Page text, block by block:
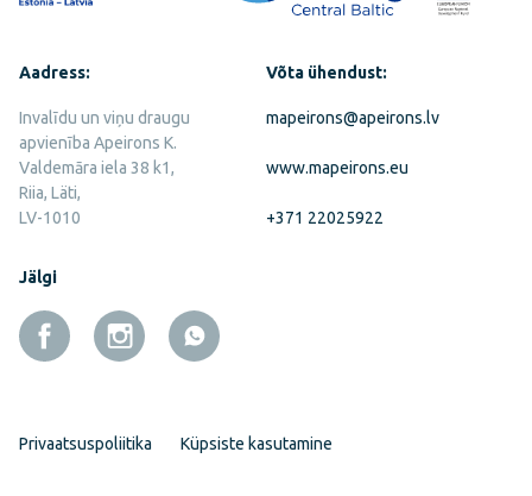
Aadress:
Invalīdu un viņu draugu
apvienība Apeirons K.
Valdemāra iela 38 k1,
Riia, Läti,
LV-1010
Võta ühendust:
mapeirons@apeirons.lv
www.mapeirons.eu
+371 22025922
Jälgi
Privaatsuspoliitika Küpsiste kasutamine